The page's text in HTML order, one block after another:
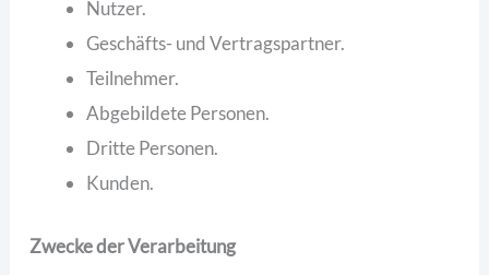
Nutzer.
Geschäfts- und Vertragspartner.
Teilnehmer.
Abgebildete Personen.
Dritte Personen.
Kunden.
Zwecke der Verarbeitung